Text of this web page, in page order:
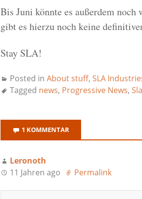
Bis Juni könnte es außerdem
gibt es hierzu noch keine
Stay SLA!
Posted in About stuff, SLA
Tagged news, Progressive News,
1 KOMMENTAR
Leronoth
11 Jahren ago
Permalink